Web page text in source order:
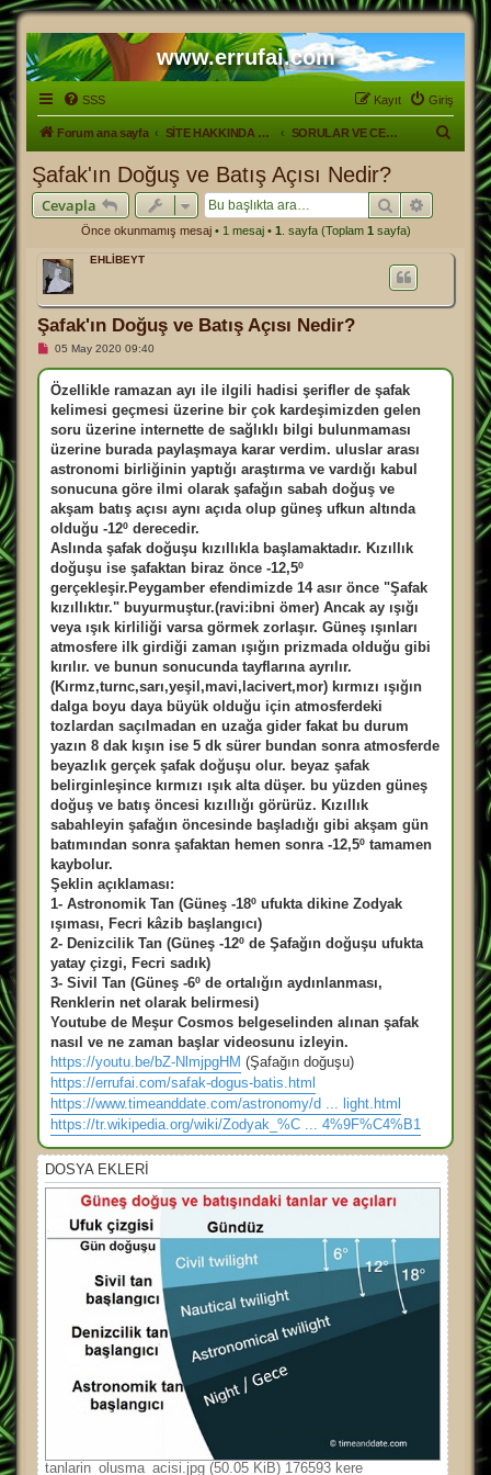
www.errufai.com
SSS Giriş
Kayıt
Forum ana sayfa SİTE HAKKINDA GENEL. SORULAR VE CEVAPLAR
Şafak'ın Doğuş ve Batış Açısı Nedir?
Cevapla Ara
Önce okunmamış mesaj• 1 mesaj • 1 . sayfa (Toplam 1 sayfa)
EHLİBEYT
Şafak'ın Doğuş ve Batış Açısı Nedir?
O
u
n
a
m
ş
m
s
a
05 May 2020 09:40
Özellikle ramazan ayı ile ilgili hadisi şerifler de şafak
kelimesi geçmesi üzerine bir çok kardeşimizden gelen
soru üzerine internette de sağlıklı bilgi bulunmaması
üzerine burada paylaşmaya karar verdim. uluslar arası
astronomi birliğinin yaptığı araştırma ve vardığı kabul
sonucuna göre ilmi olarak şafağın sabah doğuş ve
akşam batış açısı aynı açıda olup güneş ufkun altında
olduğu -12º derecedir.
Aslında şafak doğuşu kızıllıkla başlamaktadır. Kızıllık
doğuşu ise şafaktan biraz önce -12,5º
gerçekleşir.Peygamber efendimizde 14 asır önce "Şafak
kızıllıktır." buyurmuştur.(ravi:ibni ömer) Ancak ay ışığı
veya ışık kirliliği varsa görmek zorlaşır. Güneş ışınları
atmosfere ilk girdiği zaman ışığın prizmada olduğu gibi
kırılır. ve bunun sonucunda tayflarına ayrılır.
(Kırmz,turnc,sarı,yeşil,mavi,lacivert,mor) kırmızı ışığın
dalga boyu daya büyük olduğu için atmosferdeki
tozlardan saçılmadan en uzağa gider fakat bu durum
yazın 8 dak kışın ise 5 dk sürer bundan sonra atmosferde
beyazlık gerçek şafak doğuşu olur. beyaz şafak
belirginleşince kırmızı ışık alta düşer. bu yüzden güneş
doğuş ve batış öncesi kızıllığı görürüz. Kızıllık
sabahleyin şafağın öncesinde başladığı gibi akşam gün
batımından sonra şafaktan hemen sonra -12,5º tamamen
kaybolur.
Şeklin açıklaması:
1- Astronomik Tan (Güneş -18º ufukta dikine Zodyak
ışıması, Fecri kâzib başlangıcı)
2- Denizcilik Tan (Güneş -12º de Şafağın doğuşu ufukta
yatay çizgi, Fecri sadık)
3- Sivil Tan (Güneş -6º de ortalığın aydınlanması,
Renklerin net olarak belirmesi)
Youtube de Meşur Cosmos belgeselinden alınan şafak
nasıl ve ne zaman başlar videosunu izleyin.
https://youtu.be/bZ-NlmjpgHM (Şafağın doğuşu)
https://errufai.com/safak-dogus-batis.html
https://www.timeanddate.com/astronomy/d ... light.html
https://tr.wikipedia.org/wiki/Zodyak_%C ... 4%9F%C4%B1
DOSYA EKLERI
tanlarin_olusma_acisi.jpg (50.05 KiB) 176593 kere